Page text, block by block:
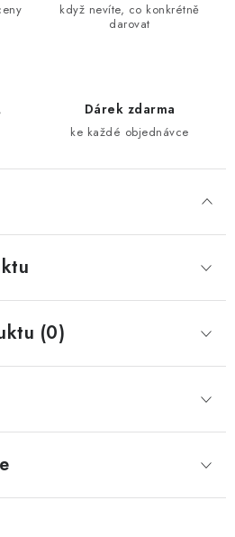
když nevíte, co konkrétně
darovat
Dárek zdarma
ke každé objednávce
(0)